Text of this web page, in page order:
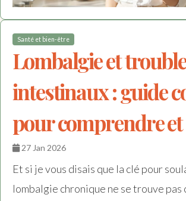
Santé et bien-être
Lombalgie et
intestinaux : guide
pour comprendre
27 Jan 2026
Et si je vous disais que la clé pour
lombalgie chronique ne se trouve pas